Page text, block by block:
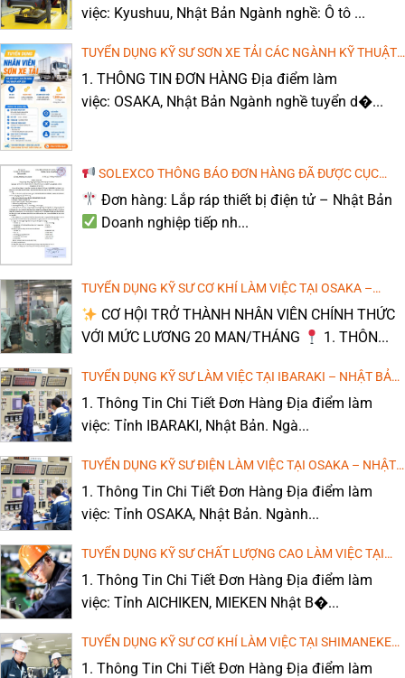
TUYỂN DỤNG KỸ SƯ VẬN HÀNH MÁY PHAY CNC
VẬN HÀNH MÁY PHAY CNC – SAITAMA
THI CÔNG THÁO DỞ NHÀ Ở – MIE, NHẬT BẢN
HÀNH MÁY DẬP, DÁN KEO
[TTS NAM] VẬN HÀNH MÁY DẬP LÀM VIỆC TẠI TỈNH
WAKAYAMA, NHẬT BẢN
Bạn đang tìm kiếm một công việc ổn định tại[...]
việc: Kyushuu, Nhật Bản Ngành nghề: Ô tô ...
TUYỂN DỤNG KỸ SƯ SƠN XE TẢI CÁC NGÀNH KỸ THUẬT
LÀM VIỆC TẠI OSAKA, NHẬT BẢN – THU NHẬP TỐT
(MIỄN PHÍ ĐÀO TẠO TIẾNG NHẬT)
1. THÔNG TIN ĐƠN HÀNG Địa điểm làm
việc: OSAKA, Nhật Bản Ngành nghề tuyển d�...
SOLEXCO THÔNG BÁO ĐƠN HÀNG ĐÃ ĐƯỢC CỤC
QUẢN LÝ LAO ĐỘNG NGOÀI NƯỚC CHẤP THUẬN
Đơn hàng: Lắp ráp thiết bị điện tử – Nhật Bản
Doanh nghiệp tiếp nh...
TUYỂN DỤNG KỸ SƯ CƠ KHÍ LÀM VIỆC TẠI OSAKA –
NHẬT BẢN (LƯƠNG CAO, MIỄN PHÍ ĐÀO TẠO TIẾNG)
CƠ HỘI TRỞ THÀNH NHÂN VIÊN CHÍNH THỨC
VỚI MỨC LƯƠNG 20 MAN/THÁNG
1. THÔN...
TUYỂN DỤNG KỸ SƯ LÀM VIỆC TẠI IBARAKI – NHẬT BẢN
(LƯƠNG CAO, MIỄN PHÍ ĐÀO TẠO TIẾNG)
1. Thông Tin Chi Tiết Đơn Hàng Địa điểm làm
việc: Tỉnh IBARAKI, Nhật Bản. Ngà...
TUYỂN DỤNG KỸ SƯ ĐIỆN LÀM VIỆC TẠI OSAKA – NHẬT
BẢN (LƯƠNG CAO, MIỄN PHÍ ĐÀO TẠO TIẾNG)
1. Thông Tin Chi Tiết Đơn Hàng Địa điểm làm
việc: Tỉnh OSAKA, Nhật Bản. Ngành...
TUYỂN DỤNG KỸ SƯ CHẤT LƯỢNG CAO LÀM VIỆC TẠI
AICHIKEN, MIEKEN – NHẬT BẢN
1. Thông Tin Chi Tiết Đơn Hàng Địa điểm làm
việc: Tỉnh AICHIKEN, MIEKEN Nhật B�...
TUYỂN DỤNG KỸ SƯ CƠ KHÍ LÀM VIỆC TẠI SHIMANEKEN
– NHẬT BẢN (LƯƠNG CAO, MIỄN PHÍ ĐÀO TẠO TIẾNG)
1. Thông Tin Chi Tiết Đơn Hàng Địa điểm làm